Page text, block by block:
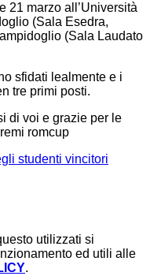
21 marzo all’Università
(Sala Esedra,
(Sala Laudato
sfidati lealmente e i
tre primi posti.
di voi e grazie per le
studenti vincitori
utilizzati si
ed utili alle
.